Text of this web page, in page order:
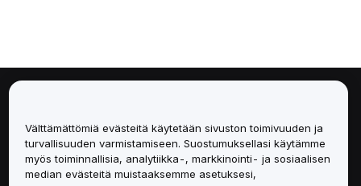
Palvelut
Välttämättömiä evästeitä käytetään sivuston toimivuuden ja
turvallisuuden varmistamiseen. Suostumuksellasi käytämme
myös toiminnallisia, analytiikka-, markkinointi- ja sosiaalisen
median evästeitä muistaaksemme asetuksesi,